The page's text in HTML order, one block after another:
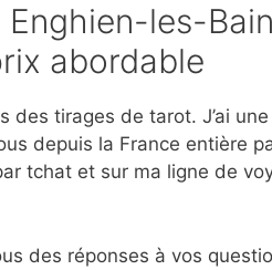
les-
abordable
tirages de tarot. J’ai
depuis la France entière
tchat et sur ma ligne de
des réponses à vos